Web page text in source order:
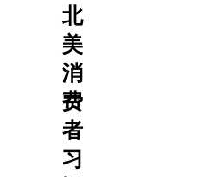
北
美
消
费
者
习